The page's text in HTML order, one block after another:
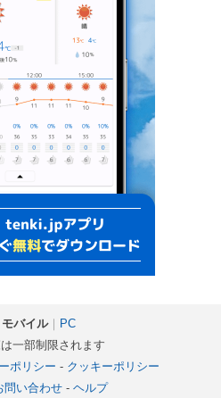
モバイル｜ PC
一部制限されます
ポリシー - クッキーポリシー
問い合わせ- ヘルプ